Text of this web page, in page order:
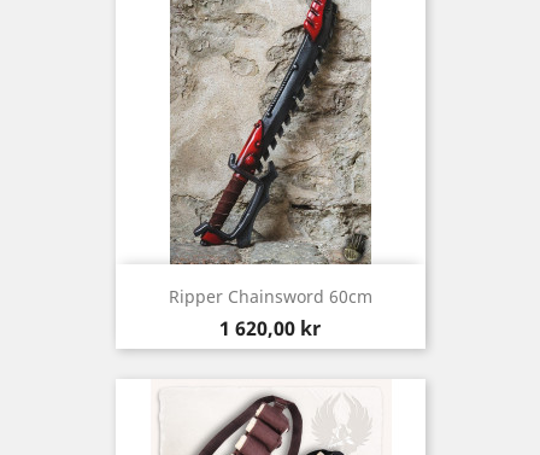
Ripper Chainsword 60cm
Pris
1 620,00 kr